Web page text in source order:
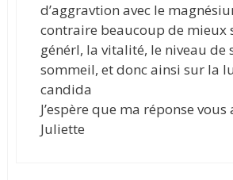
d’aggravtion avec le
contraire beaucoup de mieux
générl, la vitalité, le niveau de
sommeil, et donc ainsi sur la
candida
J’espère que ma réponse vous
Juliette